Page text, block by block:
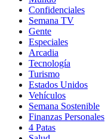
Confidenciales
Semana TV
Gente
Especiales
Arcadia
Tecnología
Turismo
Estados Unidos
Vehículos
Semana Sostenible
Finanzas Personales
4 Patas